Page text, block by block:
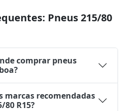
Pneus 215/80
comprar pneus
marcas recomendadas
80 R15?